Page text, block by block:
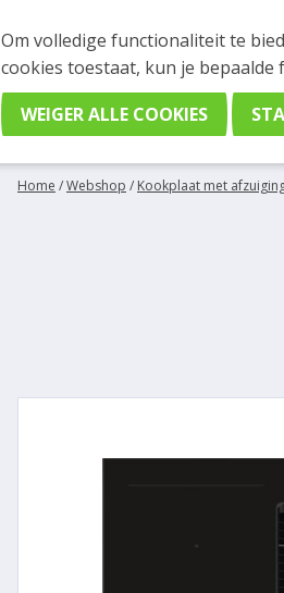
WEBSHOP BESTELLINGEN
Je kan tijdelijk geen bestelling
Home /Webshop / Kookplaat met
Om volledige functionaliteit te
cookies toestaat, kun je